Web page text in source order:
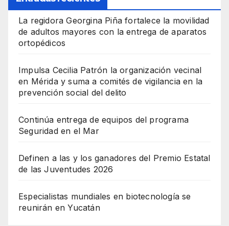
La regidora Georgina Piña fortalece la movilidad
de adultos mayores con la entrega de aparatos
ortopédicos
Impulsa Cecilia Patrón la organización vecinal
en Mérida y suma a comités de vigilancia en la
prevención social del delito
Continúa entrega de equipos del programa
Seguridad en el Mar
Definen a las y los ganadores del Premio Estatal
de las Juventudes 2026
Especialistas mundiales en biotecnología se
reunirán en Yucatán